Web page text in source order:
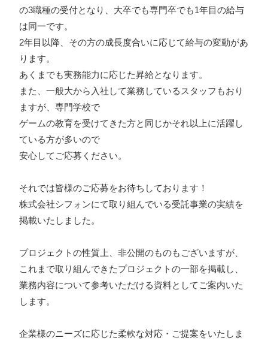
の3職種の受付となり、大卒でも専門卒でも1年目の給与
は同一です。
2年目以降、その方の成長度合いに応じて給与の変動があ
ります。
あくまでも実務能力に応じた昇給となります。
また、一般大から入社して業務しているスタッフもおり
ますが、専門学校で
ゲームの教育を受けてきた方と同じかそれ以上に活躍し
ている方が多いので
安心してご応募ください。
それでは皆様のご応募をお待ちしております！
株式会社シフォンにて取り組んでいる受託事業の実績を
掲載いたしました。
プロジェクトの性質上、非公開のものもございますが、
これまで取り組んできたプロジェクトの一部を掲載し、
業務内容について参考いただける資料としてご案内いた
します。
企業様のニーズに応じた柔軟な対応・ご提案をいたしま